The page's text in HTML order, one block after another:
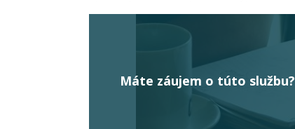
Máte záujem o túto službu?